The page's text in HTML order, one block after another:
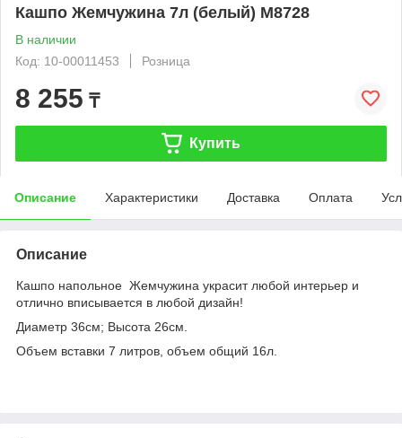
Кашпо Жемчужина 7л (белый) М8728
В наличии
Код: 10-00011453
Розница
8 255 ₸
Купить
Описание Характеристики Доставка Оплата
Описание
Кашпо напольное Жемчужина украсит любой интерьер и
отлично вписывается в любой дизайн!
Диаметр 36см; Высота 26см.
Объем вставки 7 литров, объем общий 16л.